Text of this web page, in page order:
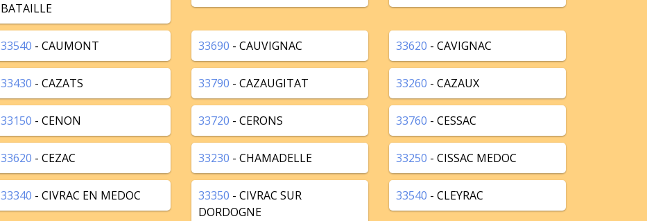
BATAILLE
33540 - CAUMONT 33690 - CAUVIGNAC 33620 - CAVIGNAC
33430 - CAZATS 33790 - CAZAUGITAT 33260 - CAZAUX
33150 - CENON 33720 - CERONS 33760 - CESSAC
33620 - CEZAC 33230 - CHAMADELLE 33250 - CISSAC MEDOC
33340 - CIVRAC EN MEDOC 33350 - CIVRAC SUR
DORDOGNE
33540 - CLEYRAC